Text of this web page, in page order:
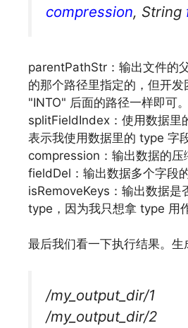
compression, String
parentPathStr：输出文件的
的那个路径里指定的，但开
"INTO" 后面的路径一样即可。
splitFieldIndex：使用数据里
表示我使用数据里的 type 字
compression：输出数据的
fieldDel：输出数据多个字段的
isRemoveKeys：输出数据是
type，因为我只想拿 type 用
最后我们看一下执行结果。
/my_output_dir/1
/my_output_dir/2